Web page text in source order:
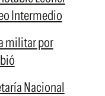
Intermedio
militar por
Nacional